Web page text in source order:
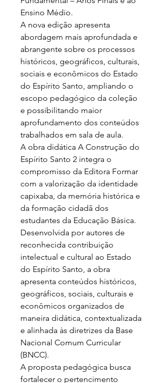
Ensino Médio.
A nova edição apresenta
abordagem mais aprofundada e
abrangente sobre os processos
históricos, geográficos, culturais,
sociais e econômicos do Estado
do Espírito Santo, ampliando o
escopo pedagógico da coleção
e possibilitando maior
aprofundamento dos conteúdos
trabalhados em sala de aula.
A obra didática A Construção do
Espírito Santo 2 integra o
compromisso da Editora Formar
com a valorização da identidade
capixaba, da memória histórica e
da formação cidadã dos
estudantes da Educação Básica.
Desenvolvida por autores de
reconhecida contribuição
intelectual e cultural ao Estado
do Espírito Santo, a obra
apresenta conteúdos históricos,
geográficos, sociais, culturais e
econômicos organizados de
maneira didática, contextualizada
e alinhada às diretrizes da Base
Nacional Comum Curricular
(BNCC).
A proposta pedagógica busca
fortalecer o pertencimento